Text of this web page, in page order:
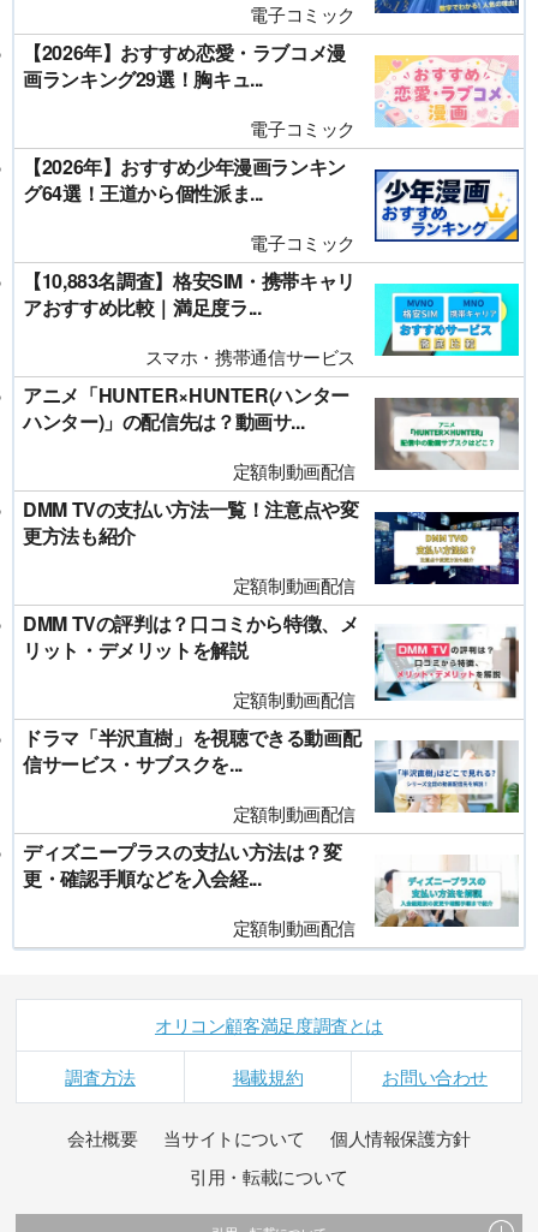
電子コミック
【2026年】おすすめ恋愛・ラブコメ漫
画ランキング29選！胸キュ...
電子コミック
【2026年】おすすめ少年漫画ランキン
グ64選！王道から個性派ま...
電子コミック
【10,883名調査】格安SIM・携帯キャリ
アおすすめ比較｜満足度ラ...
スマホ・携帯通信サービス
アニメ「HUNTER×HUNTER(ハンター
ハンター)」の配信先は？動画サ...
定額制動画配信
DMM TVの支払い方法一覧！注意点や変
更方法も紹介
定額制動画配信
DMM TVの評判は？口コミから特徴、メ
リット・デメリットを解説
定額制動画配信
ドラマ「半沢直樹」を視聴できる動画配
信サービス・サブスクを...
定額制動画配信
ディズニープラスの支払い方法は？変
更・確認手順などを入会経...
定額制動画配信
オリコン顧客満足度調査とは
調査方法 掲載規約 お問い合わせ
会社概要 当サイトについて
個人情報保護方針
引用・転載について